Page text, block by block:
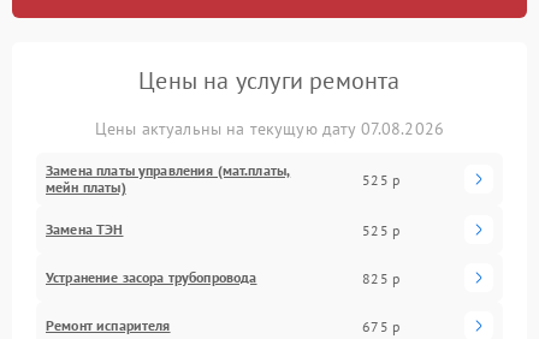
Цены на услуги ремонта
Цены актуальны на текущую дату 07.08.2026
Замена платы управления (мат.платы,
мейн платы)
525 р
Замена ТЭН 525 р
Устранение засора трубопровода 825 р
Ремонт испарителя 675 р